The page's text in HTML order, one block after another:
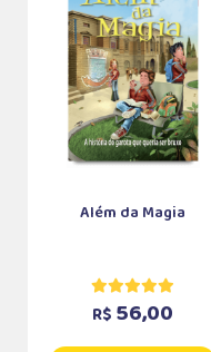
Além da Magia
R$ 56,00